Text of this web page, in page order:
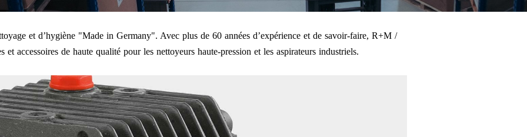
et d’hygiène "Made in Germany". Avec plus de 60 années d’expérience et de savoir-faire, R+M /
accessoires de haute qualité pour les nettoyeurs haute-pression et les aspirateurs industriels.